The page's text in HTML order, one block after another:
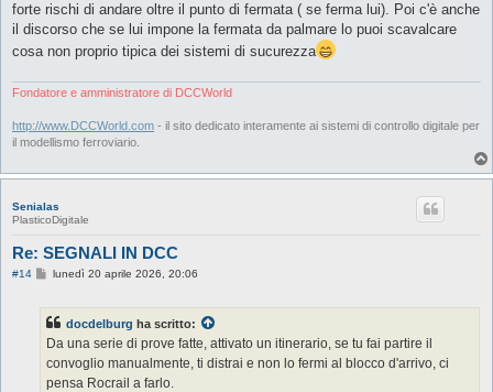
forte rischi di andare oltre il punto di fermata ( se ferma lui). Poi c'è anche
il discorso che se lui impone la fermata da palmare lo puoi scavalcare
cosa non proprio tipica dei sistemi di sucurezza
Fondatore e amministratore di DCCWorld
http://www.DCCWorld.com - il sito dedicato interamente ai sistemi di controllo digitale per
il modellismo ferroviario.
Senialas
PlasticoDigitale
Re: SEGNALI IN DCC
#14
M
a
g
g
i
o
lunedì 20 aprile 2026, 20:06
docdelburg ha scritto:
Da una serie di prove fatte, attivato un itinerario, se tu fai partire il
convoglio manualmente, ti distrai e non lo fermi al blocco d'arrivo, ci
pensa Rocrail a farlo.